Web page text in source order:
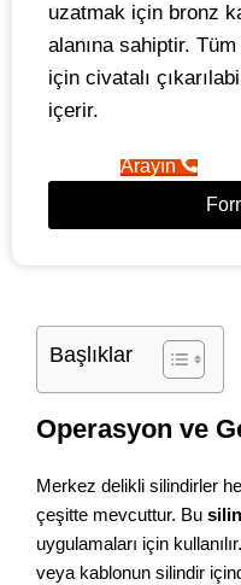
uzatmak için bronz
alanına sahiptir.
için civatalı
içerir.
Arayın
Başlıklar
Operasyon ve
Merkez delikli silindirler
çeşitte mevcuttur. Bu
uygulamaları için
veya kablonun silindir